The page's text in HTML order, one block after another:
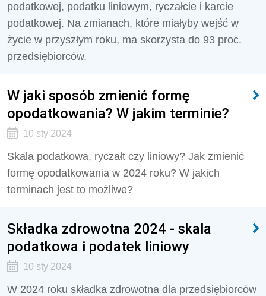
podatkowej, podatku liniowym, ryczałcie i karcie
podatkowej. Na zmianach, które miałyby wejść w
życie w przyszłym roku, ma skorzysta do 93 proc.
przedsiębiorców.
W jaki sposób zmienić formę
opodatkowania? W jakim terminie?
10 sty 2024
Skala podatkowa, ryczałt czy liniowy? Jak zmienić
formę opodatkowania w 2024 roku? W jakich
terminach jest to możliwe?
Składka zdrowotna 2024 - skala
podatkowa i podatek liniowy
10 sty 2024
W 2024 roku składka zdrowotna dla przedsiębiorców